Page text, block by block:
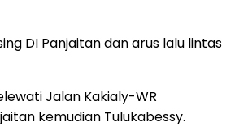
DI Panjaitan dan arus lalu lintas
Jalan Kakialy-WR
kemudian Tulukabessy.